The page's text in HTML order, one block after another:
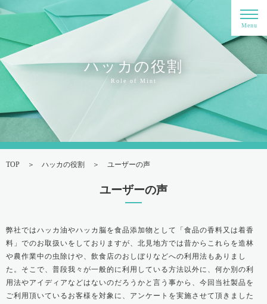
Menu
ハッカの役割
Role of Mint
TOP ハッカの役割 ユーザーの声
ユーザーの声
弊社ではハッカ油やハッカ脳を食品添加物として「食品の香料又は着香
料」でのお取扱いをしておりますが、北見地方では昔からこれらを造林
や農作業中の虫除けや、飲食店のおしぼりなどへの利用法もありまし
た。そこで、普段我々が一般的に利用している方法以外に、何か別の利
用法やアイディアなどはないのだろうかと言う事から、今回当社製品を
ご利用頂いているお客様を対象に、アンケートを実施させて頂きました